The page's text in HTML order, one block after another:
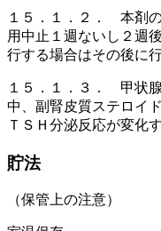
１５．１．２． 本剤
用中止１週ないし２週
行する場合はその後に行
１５．１．３． 甲状
中、副腎皮質ステロイ
ＴＳＨ分泌反応が変化
貯法
（保管上の注意）